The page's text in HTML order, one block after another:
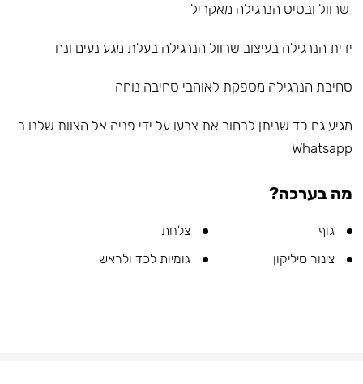
שרוול ובסיס הנרגילה מאקריל
ידית הנרגילה בעיצוב שרוול הנרגילה בעלת מגע נעים ונח
סחיבת הנרגילה מספקת לאוהבי סחיבה נוחה
מגיע גם כד שניתן לבחור את צבעו על ידי פניה אל הצוות שלנו ב-
Whatsapp
מה בערכה?
גוף
צלחת
צינור סיליקון
גומיות לכד ולראש